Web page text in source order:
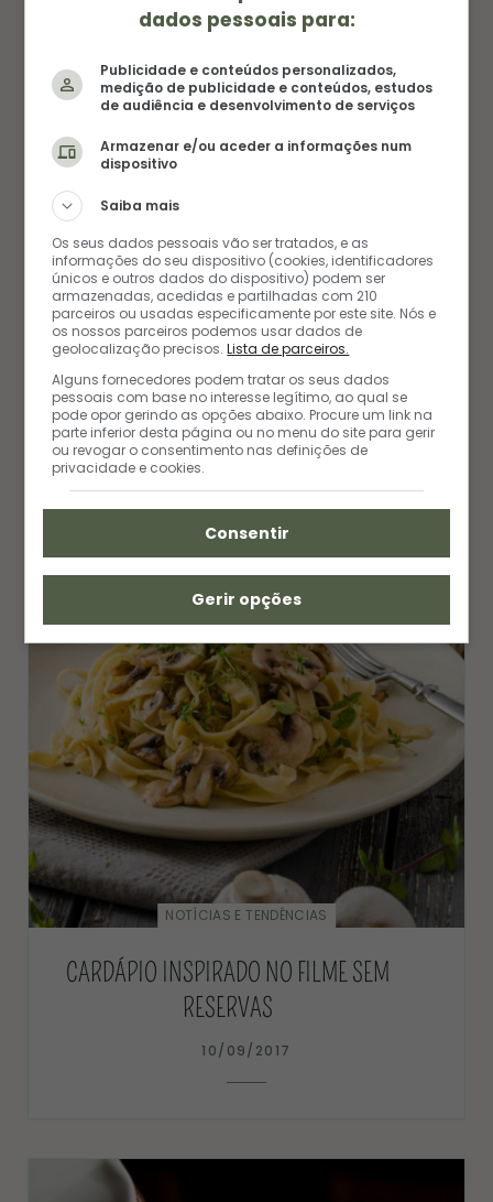
NOTÍCIAS E TENDÊNCIAS
UM JANTAR INSPIRADO NO FILME
SIMPLESMENTE COMPLICADO
11/09/2017
NOTÍCIAS E TENDÊNCIAS
CARDÁPIO INSPIRADO NO FILME SEM
RESERVAS
10/09/2017
dados pessoais para:
Publicidade e conteúdos personalizados,
medição de publicidade e conteúdos, estudos
de audiência e desenvolvimento de serviços
Armazenar e/ou aceder a informações num
dispositivo
Saiba mais
Os seus dados pessoais vão ser tratados, e as
informações do seu dispositivo (cookies, identificadores
únicos e outros dados do dispositivo) podem ser
armazenadas, acedidas e partilhadas com 210
parceiros ou usadas especificamente por este site. Nós e
os nossos parceiros podemos usar dados de
geolocalização precisos.Lista de parceiros.
Alguns fornecedores podem tratar os seus dados
pessoais com base no interesse legítimo, ao qual se
pode opor gerindo as opções abaixo. Procure um link na
parte inferior desta página ou no menu do site para gerir
ou revogar o consentimento nas definições de
privacidade e cookies.
Consentir
Gerir opções